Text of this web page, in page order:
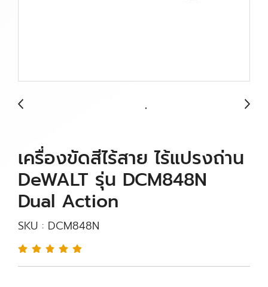
เครื่องขัดสีไร้สาย ไร้แปรงถ่าน
DeWALT รุ่น DCM848N
Dual Action
SKU : DCM848N